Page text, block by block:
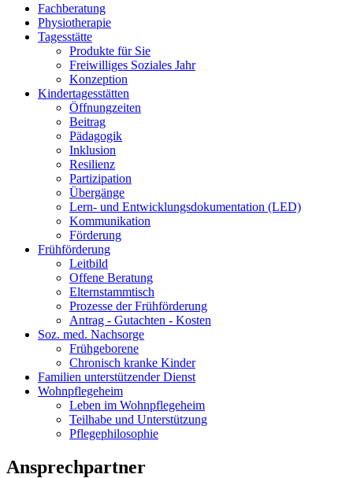
Fachberatung
Physiotherapie
Tagesstätte
Produkte für Sie
Freiwilliges Soziales Jahr
Konzeption
Kindertagesstätten
Öffnungzeiten
Beitrag
Pädagogik
Inklusion
Resilienz
Partizipation
Übergänge
Lern- und Entwicklungsdokumentation (LED)
Kommunikation
Förderung
Frühförderung
Leitbild
Offene Beratung
Elternstammtisch
Prozesse der Frühförderung
Antrag - Gutachten - Kosten
Soz. med. Nachsorge
Frühgeborene
Chronisch kranke Kinder
Familien unterstützender Dienst
Wohnpflegeheim
Leben im Wohnpflegeheim
Teilhabe und Unterstützung
Pflegephilosophie
Ansprechpartner